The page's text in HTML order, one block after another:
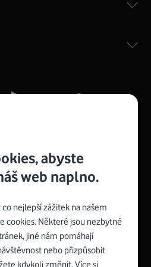
Kompaktní rozměry 21
x 22 x 7,5 cm (včetně stojánku)
s Vodafonem
abyste
web naplno.
nejlepší zážitek na našem
cookies. Některé jsou nezbytné
jiné nám pomáhají
nebo přizpůsobit
kdykoli změnit. Více si